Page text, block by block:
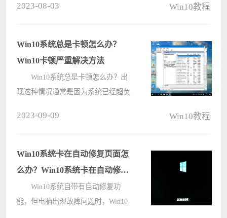
操作如下： 1、下载并安装
&l????
2023-08-03 Win10教程
Win10系统总是卡顿怎么办？
Win10卡顿严重解决方法
Win10系统总是卡顿怎么办？出
现这种情况通常是因为系统已经超负
系统内存资源，下面电脑系统之家小
编就????
2023-09-09 Win10教程
Win10系统卡在自动修复页面怎
么办？Win10系统卡在自动修复
页面的方法
Win10系统自带有自动修复功
能，但电脑出现故障问题时，Win10